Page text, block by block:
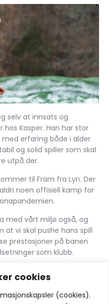
cookies
(cookies).
selv at innsats og
Kasper. Han har stor
erfaring både i alder
og solid spiller som skal
utpå der.
til Fram fra Lyn. Der
noen offisiell kamp for
med vårt miljø også, og
at vi skal pushe hans spill
prestasjoner på banen
som klubb.
til Fram og Larvik!